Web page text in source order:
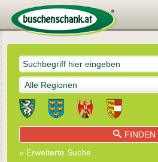
Alle Regionen
FINDEN
» Erweiterte Suche